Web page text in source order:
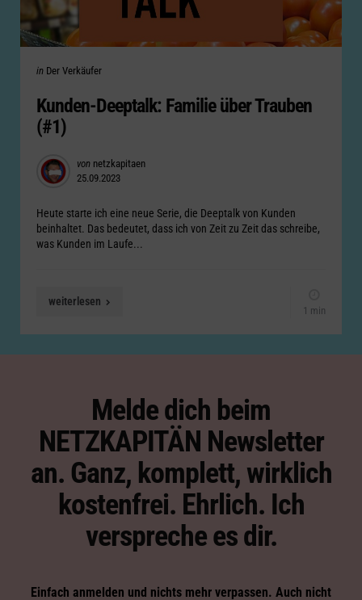
Categories
Posted
in Der Verkäufer
Kunden-Deeptalk: Familie über Trauben
(#1)
Posted
by
von netzkapitaen
25.09.2023
Heute starte ich eine neue Serie, die Deeptalk von Kunden
beinhaltet. Das bedeutet, dass ich von Zeit zu Zeit das schreibe,
was Kunden im Laufe...
weiterlesen
1 min
Melde dich beim
NETZKAPITÄN Newsletter
an. Ganz, komplett, wirklich
kostenfrei. Ehrlich. Ich
verspreche es dir.
Einfach anmelden und nichts mehr verpassen. Auch nicht